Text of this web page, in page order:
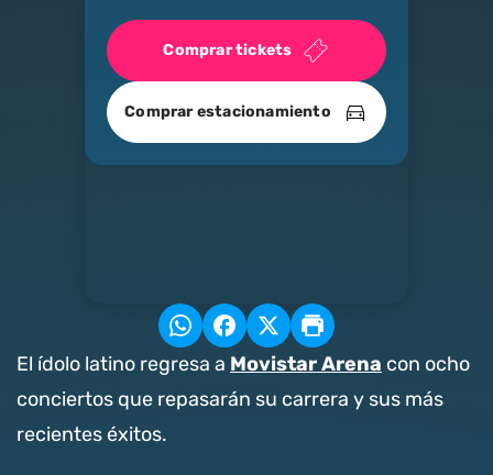
modo claro
Comprar tickets
Comprar estacionamiento
El ídolo latino regresa aMovistar Arenacon ocho
conciertos que repasarán su carrera y sus más
recientes éxitos.